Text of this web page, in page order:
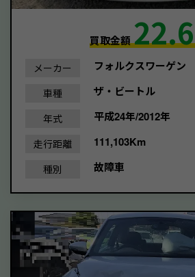
買取金額22.6
メーカー フォルクスワーゲン
車種 ザ・ビートル
年式 平成24年/2012年
走行距離 111,103Km
種別 故障車